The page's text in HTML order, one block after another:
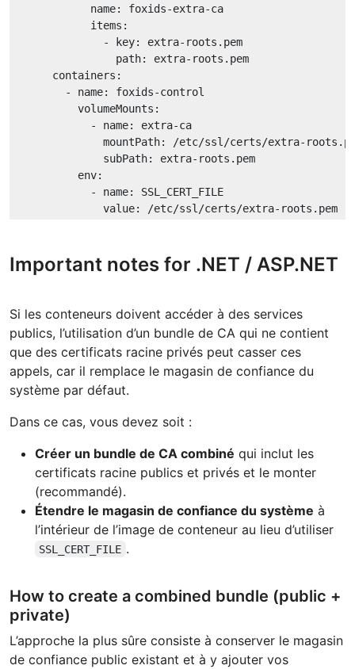
name:
foxids-extra-ca
items:
-
key:
extra-roots.pem
path:
extra-roots.pem
containers:
-
name:
foxids-control
volumeMounts:
-
name:
extra-ca
mountPath:
/etc/ssl/certs/extra-
subPath:
extra-roots.pem
env:
-
name:
SSL_CERT_FILE
value:
/etc/ssl/certs/extra-roots.pem
Important notes for .NET / ASP.NET
Si les conteneurs doivent accéder à des services
publics, l’utilisation d’un bundle de CA qui ne contient
que des certificats racine privés peut casser ces
appels, car il remplace le magasin de confiance du
système par défaut.
Dans ce cas, vous devez soit :
Créer un bundle de CA combiné qui inclut les
certificats racine publics et privés et le monter
(recommandé).
Étendre le magasin de confiance du système à
l’intérieur de l’image de conteneur au lieu d’utiliser
SSL_CERT_FILE .
How to create a combined bundle (public +
private)
L’approche la plus sûre consiste à conserver le magasin
de confiance public existant et à y ajouter vos